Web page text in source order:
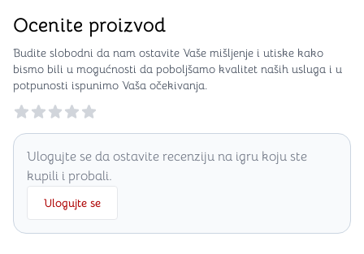
Ocenite proizvod
Budite slobodni da nam ostavite Vaše mišljenje i utiske kako
bismo bili u mogućnosti da poboljšamo kvalitet naših usluga i u
potpunosti ispunimo Vaša očekivanja.
Reviews
Ulogujte se da ostavite recenziju na igru koju ste
kupili i probali.
Ulogujte se